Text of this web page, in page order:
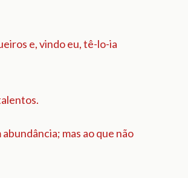
e, vindo eu, tê-lo-ia
mas ao que não